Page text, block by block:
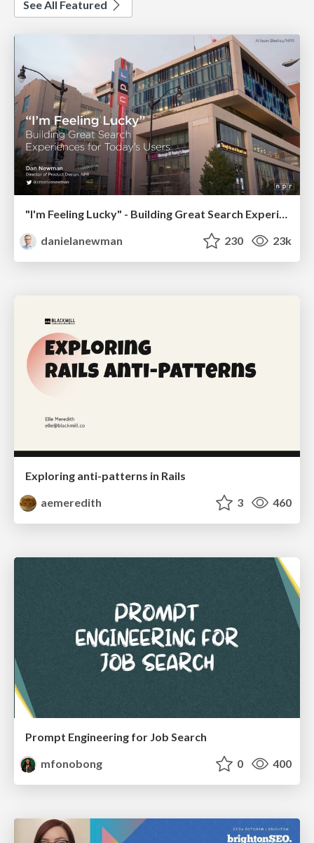
See All Featured
"I'm Feeling Lucky" - Building Great Search Experiences for Today's Users (#IAC19)
danielanewman
230 23k
Exploring anti-patterns in Rails
aemeredith
3 460
Prompt Engineering for Job Search
mfonobong
0 400